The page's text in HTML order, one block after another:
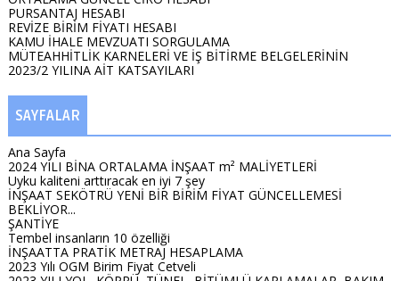
PURSANTAJ HESABI
REVİZE BİRİM FİYATI HESABI
KAMU İHALE MEVZUATI SORGULAMA
MÜTEAHHİTLİK KARNELERİ VE İŞ BİTİRME BELGELERİNİN
2023/2 YILINA AİT KATSAYILARI
SAYFALAR
Ana Sayfa
2024 YILI BİNA ORTALAMA İNŞAAT m² MALİYETLERİ
Uyku kaliteni arttıracak en iyi 7 şey
İNŞAAT SEKÖTRÜ YENİ BİR BİRİM FİYAT GÜNCELLEMESİ
BEKLİYOR...
ŞANTİYE
Tembel insanların 10 özelliği
İNŞAATTA PRATİK METRAJ HESAPLAMA
2023 Yılı OGM Birim Fiyat Cetveli